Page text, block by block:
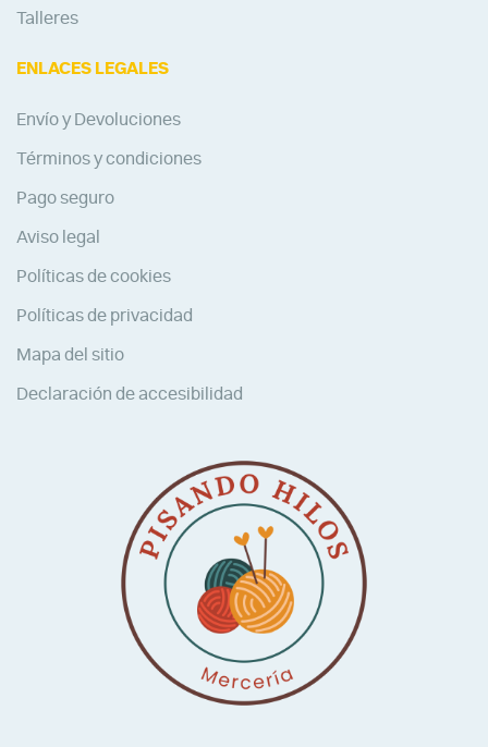
Talleres
ENLACES LEGALES
Envío y Devoluciones
Términos y condiciones
Pago seguro
Aviso legal
Políticas de cookies
Políticas de privacidad
Mapa del sitio
Declaración de accesibilidad